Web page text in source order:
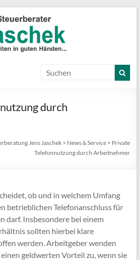
durch
Jens Jaschek > News & Service > Private
Telefonnutzung durch Arbeitnehmer
ob und in welchem Umfang
betrieblichen Telefonanschluss für
darf. Insbesondere bei einem
sollten hierbei klare
werden. Arbeitgeber wenden
geldwerten Vorteil zu, wenn sie